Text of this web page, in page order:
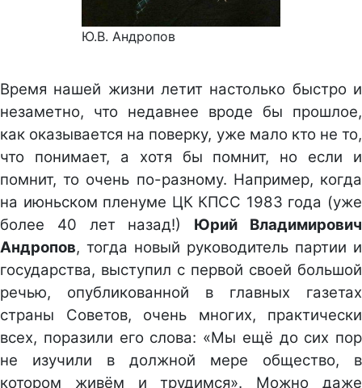
Ю.В. Андропов
Время нашей жизни летит настолько быстро и
незаметно, что недавнее вроде бы прошлое,
как оказывается на поверку, уже мало кто не то,
что понимает, а хотя бы помнит, но если и
помнит, то очень по-разному. Например, когда
на июньском пленуме ЦК КПСС 1983 года (уже
более 40 лет назад!) Юрий Владимирович
Андропов, тогда новый руководитель партии и
государства, выступил с первой своей большой
речью, опубликованной в главных газетах
страны Советов, очень многих, практически
всех, поразили его слова: «Мы ещё до сих пор
не изучили в должной мере общество, в
котором живём и трудимся». Можно даже